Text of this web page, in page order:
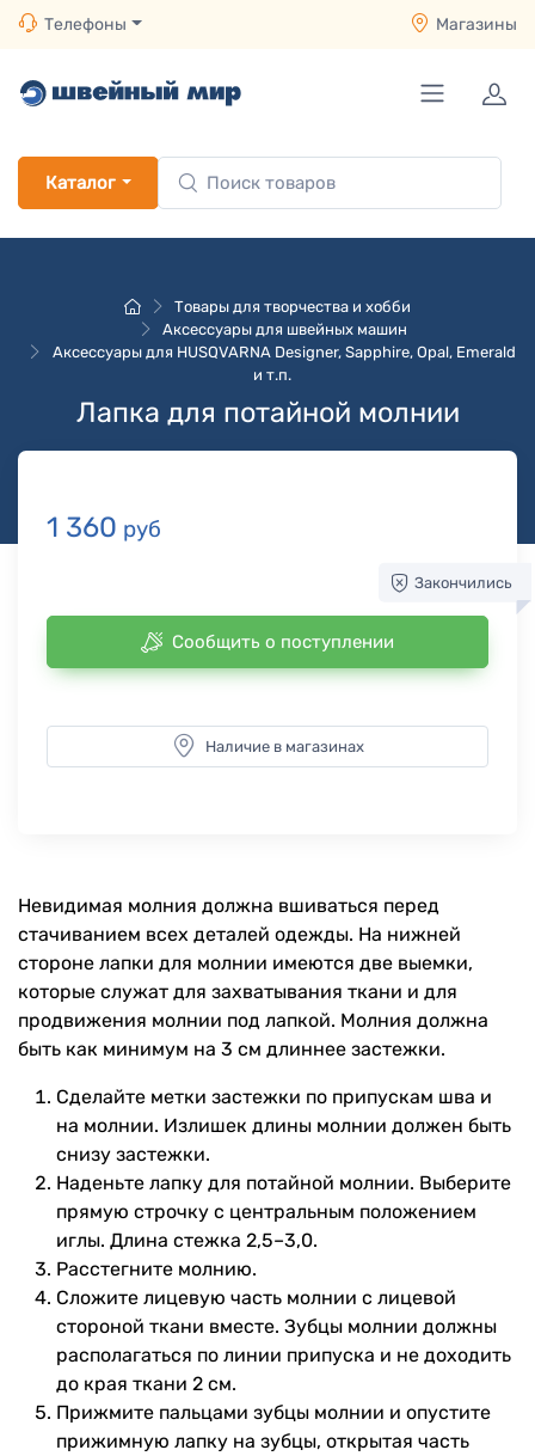
Телефоны Магазины
Каталог
Товары для творчества и хобби
Аксессуары для швейных машин
Аксессуары для HUSQVARNA Designer, Sapphire, Opal, Emerald
и т.п.
Лапка для потайной молнии
1 360 руб
Закончились
Сообщить о поступлении
Наличие в магазинах
Невидимая молния должна вшиваться перед
стачиванием всех деталей одежды. На нижней
стороне лапки для молнии имеются две выемки,
которые служат для захватывания ткани и для
продвижения молнии под лапкой. Молния должна
быть как минимум на 3 cм длиннее застежки.
Сделайте метки застежки по припускам шва и
на молнии. Излишек длины молнии должен быть
снизу застежки.
Наденьте лапку для потайной молнии. Выберите
прямую строчку с центральным положением
иглы. Длина стежка 2,5–3,0.
Расстегните молнию.
Сложите лицевую часть молнии с лицевой
стороной ткани вместе. Зубцы молнии должны
располагаться по линии припуска и не доходить
до края ткани 2 cм.
Прижмите пальцами зубцы молнии и опустите
прижимную лапку на зубцы, открытая часть